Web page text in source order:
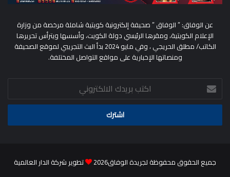
عن الوفاق: ” الوفاق ” صحيفة إلكترونية كويتية شاملة مرخصة من وزارة
الإعلام الكويتية، ومقرها الرئيسي دولة الكويت، وأسسها ويترأس تحريرها
الكاتب/ مطلق الحريجي ، وفي مايو 2024 بدأ البث التجريبي لموقع الصحيفة
ومنصاتها الإخبارية على مواقع التواصل المختلفة.
اكتب
بريدك
الالكتروني
جميع الحقوق محفوظة لجريدة الوفاق2026 تطوير شركة الدار العالمية